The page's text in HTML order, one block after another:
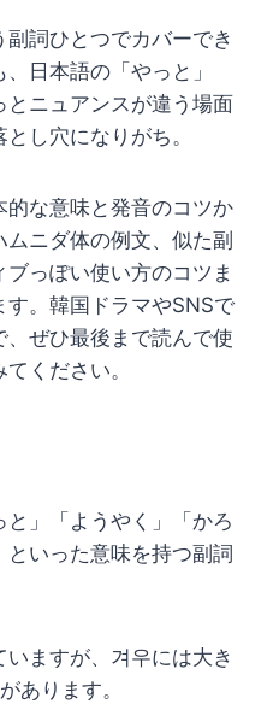
詞ひとつでカバーでき
日本語の「やっと」
とニュアンスが違う場面
し穴になりがち。
的な意味と発音のコツか
ニダ体の例文、似た副
っぽい使い方のコツま
。韓国ドラマやSNSで
、ぜひ最後まで読んで使
ください。
」「ようやく」「かろ
いった意味を持つ副詞
ますが、겨우には大き
あります。